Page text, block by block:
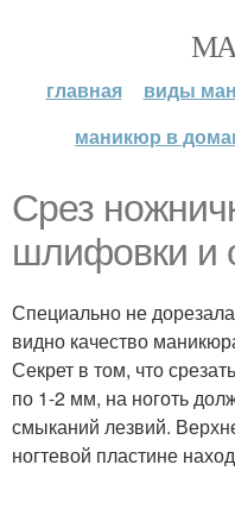
главная виды
маникюр в
Срез
шлифовки и
Специально не
видно качество
Секрет в том, что
по 1-2 мм, на ноготь
смыканий лезвий.
ногтевой пластине